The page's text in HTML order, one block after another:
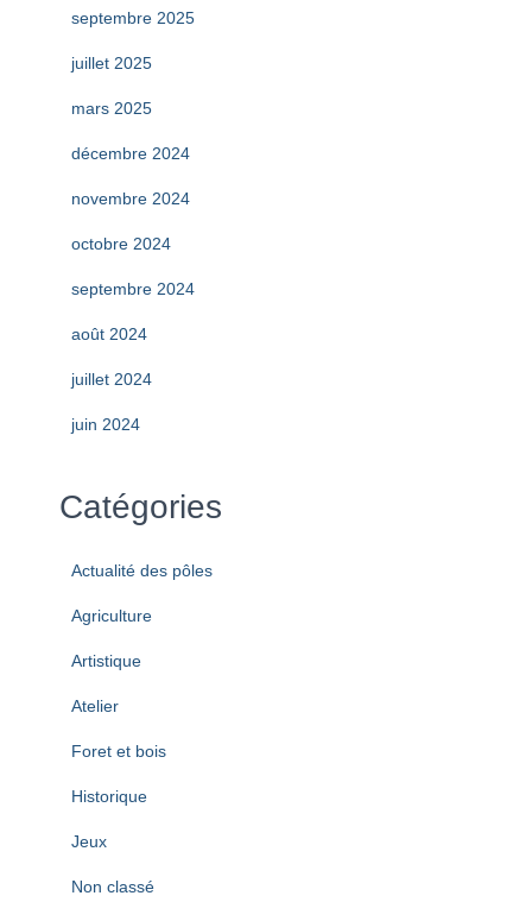
septembre 2025
juillet 2025
mars 2025
décembre 2024
novembre 2024
octobre 2024
septembre 2024
août 2024
juillet 2024
juin 2024
Catégories
Actualité des pôles
Agriculture
Artistique
Atelier
Foret et bois
Historique
Jeux
Non classé